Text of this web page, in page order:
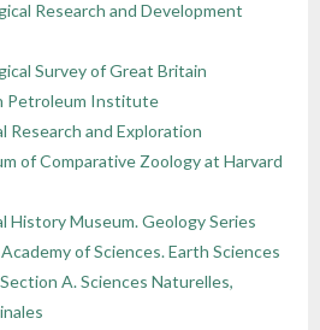
Research and Development
Survey of Great Britain
Petroleum Institute
Research and Exploration
of Comparative Zoology at Harvard
History Museum. Geology Series
of Sciences. Earth Sciences
A. Sciences Naturelles,